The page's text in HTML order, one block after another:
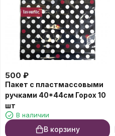
500 ₽
Пакет с пластмассовыми
ручками 40*44см Горох 10
шт
В наличии
В корзину